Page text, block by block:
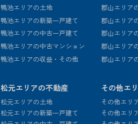
鴨池エリアの土地
鴨池エリアの新築一戸建て
鴨池エリアの中古一戸建て
鴨池エリアの中古マンション
鴨池エリアの収益・その他
郡山エリア
郡山エリア
郡山エリア
郡山エリア
郡山エリア
松元エリアの不動産
松元エリアの土地
松元エリアの新築一戸建て
その他エ
その他エリ
その他エリ